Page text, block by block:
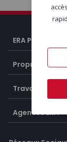
ERA Portugal
Propriétés
Travailler chez
Agences ERA